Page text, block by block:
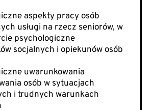
aspekty pracy osób
usługi na rzecz seniorów, w
psychologiczne
socjalnych i opiekunów osób
uwarunkowania
osób w sytuacjach
i trudnych warunkach